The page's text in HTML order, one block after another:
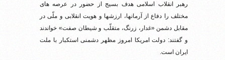
رهبر انقلاب اسلامی هدف بسیج از حضور در عرصه های
مختلف را دفاع از آرمانها، ارزشها و هویت انقلابی و ملّی در
مقابل دشمن «غدار، زرنگ، متقلّب و شیطان صفت» خواندند
و گفتند: دولت امریکا امروز مظهر دشمنی استکبار با ملت
ایران است.